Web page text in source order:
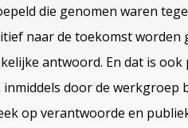
die genomen waren
naar de toekomst worden
antwoord. En dat is
door de werkgroep
op verantwoorde en